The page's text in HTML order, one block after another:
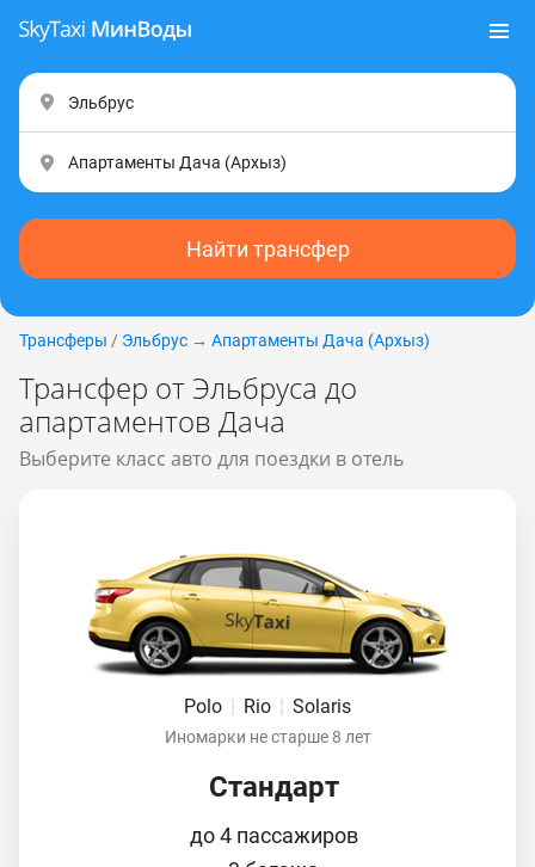
Найти трансфер
Трансферы / Эльбрус → Апартаменты Дача (Apxыз)
Трансфер от Эльбруса до
апартаментов Дача
Выберите класс авто для поездки в отель
Polo | Rio | Solaris
Иномарки не старше 8 лет
Стандарт
до 4 пассажиров